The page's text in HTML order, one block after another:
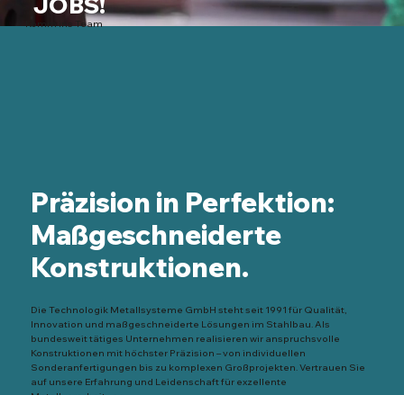
Präzision in Perfektion:
Maßgeschneiderte
Konstruktionen.
Die Technologik Metallsysteme GmbH steht seit 1991 für Qualität,
Innovation und maßgeschneiderte Lösungen im Stahlbau. Als
bundesweit tätiges Unternehmen realisieren wir anspruchsvolle
Konstruktionen mit höchster Präzision – von individuellen
Sonderanfertigungen bis zu komplexen Großprojekten. Vertrauen Sie
auf unsere Erfahrung und Leidenschaft für exzellente
Komm ins Team